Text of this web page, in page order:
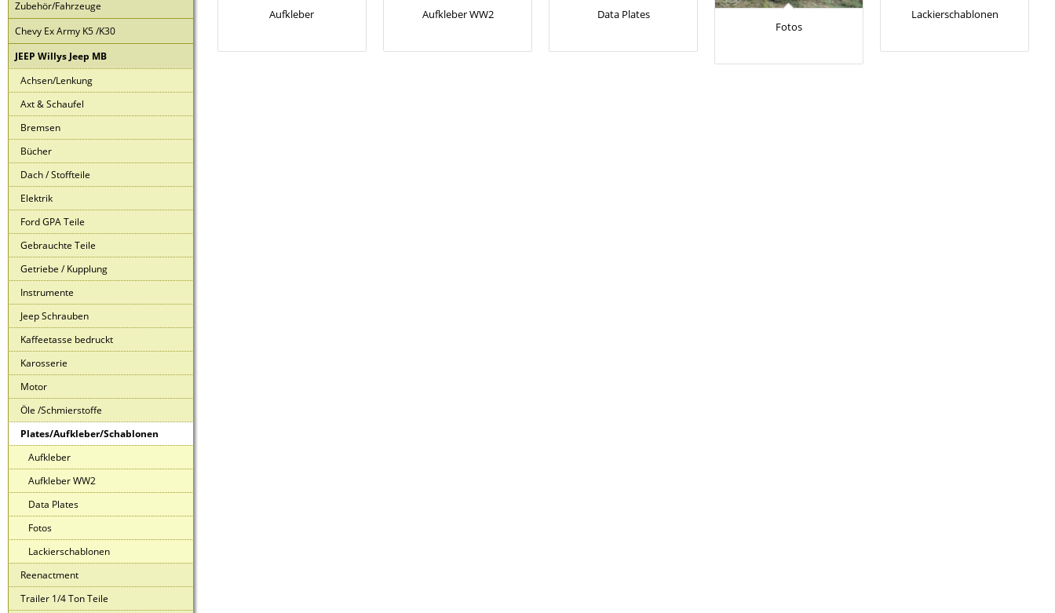
Zubehör/Fahrzeuge
Chevy Ex Army K5 /K30
JEEP Willys Jeep MB
Achsen/Lenkung
Axt & Schaufel
Bremsen
Bücher
Dach / Stoffteile
Elektrik
Ford GPA Teile
Gebrauchte Teile
Getriebe / Kupplung
Instrumente
Jeep Schrauben
Kaffeetasse bedruckt
Karosserie
Motor
Öle /Schmierstoffe
Plates/Aufkleber/Schablonen
Aufkleber
Aufkleber WW2
Data Plates
Fotos
Lackierschablonen
Reenactment
Trailer 1/4 Ton Teile
Aufkleber Aufkleber WW2
Data Plates
Fotos
Lackierschablonen